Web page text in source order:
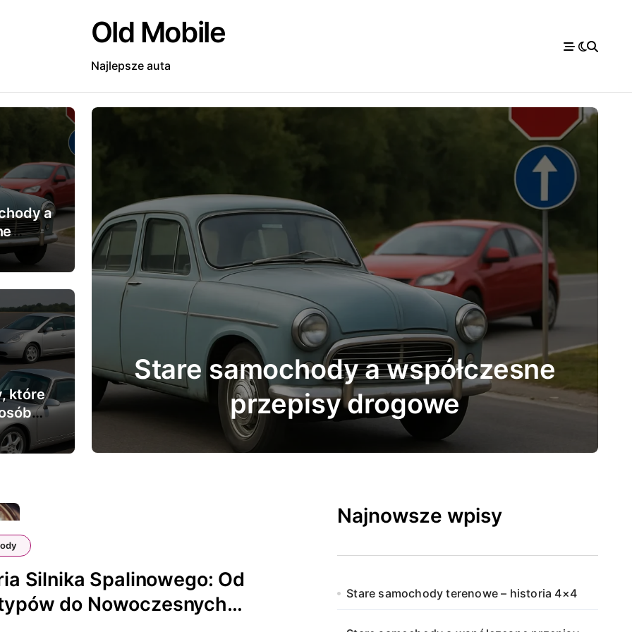
Old Mobile
Najlepsze auta
a
które
Stare auta w muzeach – gdzie warto
pojechać
Silnika Spalinowego: Od
do Nowoczesnych
Najnowsze wpisy
Stare samochody terenowe – historia 4×4